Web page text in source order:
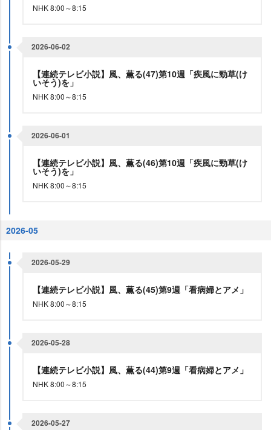
NHK 8:00～8:15
2026-06-02
【連続テレビ小説】風、薫る(47)第10週「疾風に勁草(け
いそう)を」
NHK 8:00～8:15
2026-06-01
【連続テレビ小説】風、薫る(46)第10週「疾風に勁草(け
いそう)を」
NHK 8:00～8:15
2026-05
2026-05-29
【連続テレビ小説】風、薫る(45)第9週「看病婦とアメ」
NHK 8:00～8:15
2026-05-28
【連続テレビ小説】風、薫る(44)第9週「看病婦とアメ」
NHK 8:00～8:15
2026-05-27